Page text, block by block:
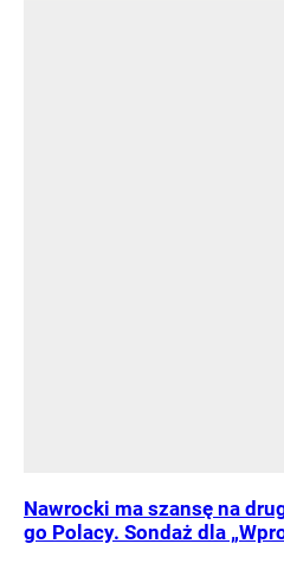
Nawrocki ma szansę na
go Polacy. Sondaż dla